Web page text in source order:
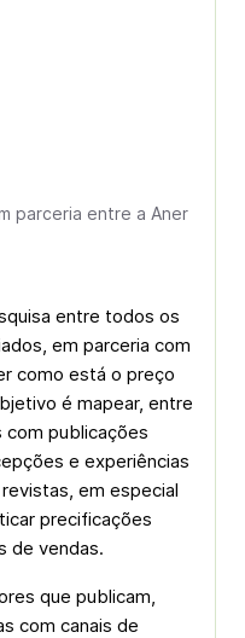
parceria entre a Aner
entre todos os
em parceria com
como está o preço
é mapear, entre
com publicações
e experiências
em especial
precificações
de vendas.
que publicam,
com canais de